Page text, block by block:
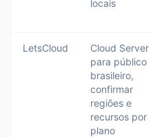
locais
LetsCloud
Cloud Server
para público
brasileiro,
confirmar
regiões e
recursos por
plano